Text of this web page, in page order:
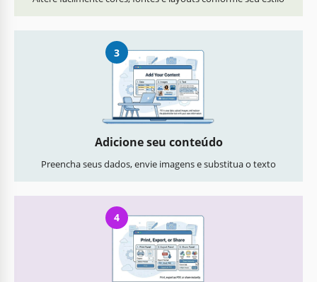
3
Adicione seu conteúdo
Preencha seus dados, envie imagens e substitua o texto
4